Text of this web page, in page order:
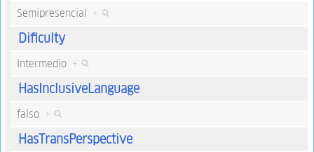
Semipresencial +
Dificulty
Intermedio +
HasInclusiveLanguage
falso +
HasTransPerspective